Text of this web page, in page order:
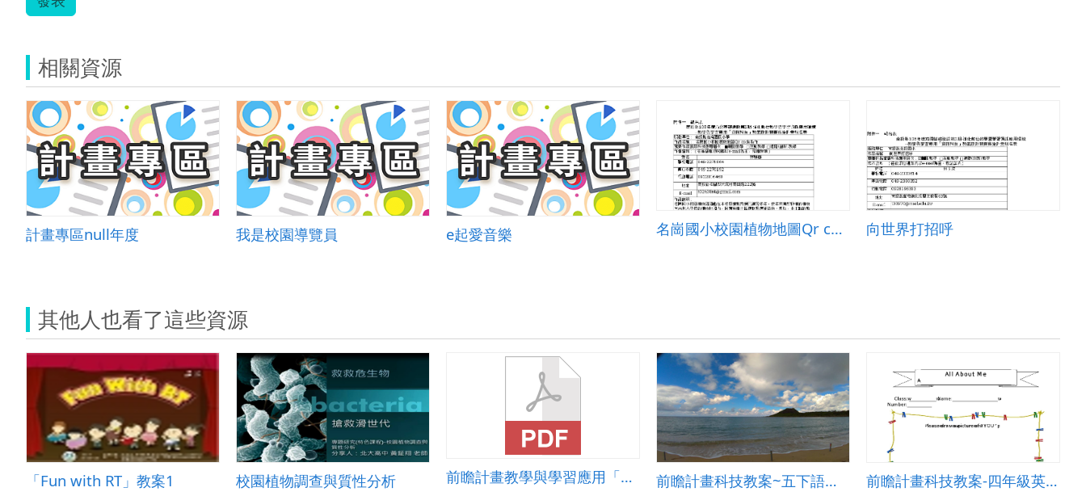
相關資源
計畫專區null年度 我是校園導覽員 e起愛音樂 名崗國小校園植物地圖Qr code製作 向世界打招呼
其他人也看了這些資源
「Fun with RT」教案1 校園植物調查與質性分析 前瞻計畫教學與學習應用「資訊科技」教案-鄉藝巧妝扮禮 前瞻計畫科技教案~五下語文領域跨域學習 前瞻計畫科技教案-四年級英語教學活動設計